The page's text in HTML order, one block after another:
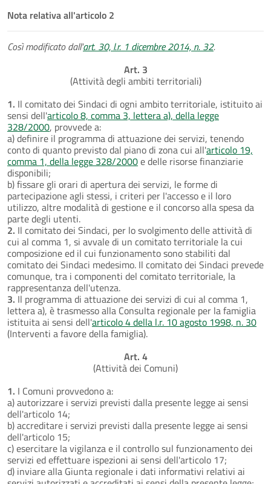
Nota relativa all'articolo 2
Così modificato dall'art. 30, l.r. 1 dicembre 2014, n. 32.
Art. 3
(Attività degli ambiti territoriali)
1. Il comitato dei Sindaci di ogni ambito territoriale, istituito ai
sensi dell'articolo 8, comma 3, lettera a), della legge
328/2000, provvede a:
a) definire il programma di attuazione dei servizi, tenendo
conto di quanto previsto dal piano di zona cui all'articolo 19,
comma 1, della legge 328/2000e delle risorse finanziarie
disponibili;
b) fissare gli orari di apertura dei servizi, le forme di
partecipazione agli stessi, i criteri per l'accesso e il loro
utilizzo, altre modalità di gestione e il concorso alla spesa da
parte degli utenti.
2. Il comitato dei Sindaci, per lo svolgimento delle attività di
cui al comma 1, si avvale di un comitato territoriale la cui
composizione ed il cui funzionamento sono stabiliti dal
comitato dei Sindaci medesimo. Il comitato dei Sindaci prevede
comunque, tra i componenti del comitato territoriale, la
rappresentanza dell'utenza.
3. Il programma di attuazione dei servizi di cui al comma 1,
lettera a), è trasmesso alla Consulta regionale per la famiglia
istituita ai sensi dell'articolo 4 della l.r. 10 agosto 1998, n. 30
(Interventi a favore della famiglia).
Art. 4
(Attività dei Comuni)
1. I Comuni provvedono a:
a) autorizzare i servizi previsti dalla presente legge ai sensi
dell'articolo 14;
b) accreditare i servizi previsti dalla presente legge ai sensi
dell'articolo 15;
c) esercitare la vigilanza e il controllo sul funzionamento dei
servizi ed effettuare ispezioni ai sensi dell'articolo 17;
d) inviare alla Giunta regionale i dati informativi relativi ai